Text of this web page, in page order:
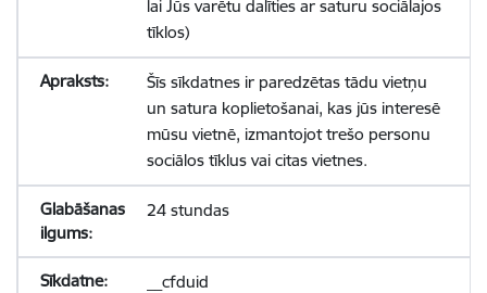
lai Jūs varētu dalīties ar saturu sociālajos
tīklos)
Šīs sīkdatnes ir paredzētas tādu vietņu
un satura koplietošanai, kas jūs interesē
mūsu vietnē, izmantojot trešo personu
sociālos tīklus vai citas vietnes.
24 stundas
__cfduid